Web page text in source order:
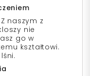
naszym z
nie
go w
kształtowi.